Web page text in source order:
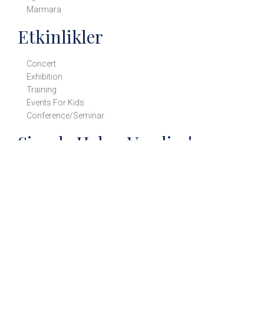
Marmara
Etkinlikler
Concert
Exhibition
Training
Events For Kids
Conference/Seminar
Size de Haber Verelim!